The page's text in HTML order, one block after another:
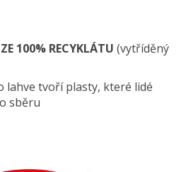
ZE 100% RECYKLÁTU (vytříděný
lahve tvoří plasty, které lidé
sběru